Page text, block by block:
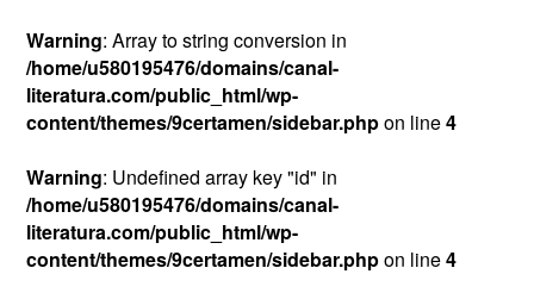
Warning: Array to string conversion in
/home/u580195476/domains/canal-
literatura.com/public_html/wp-
content/themes/9certamen/sidebar.phpon line4
Warning: Undefined array key "id" in
/home/u580195476/domains/canal-
literatura.com/public_html/wp-
content/themes/9certamen/sidebar.phpon line4